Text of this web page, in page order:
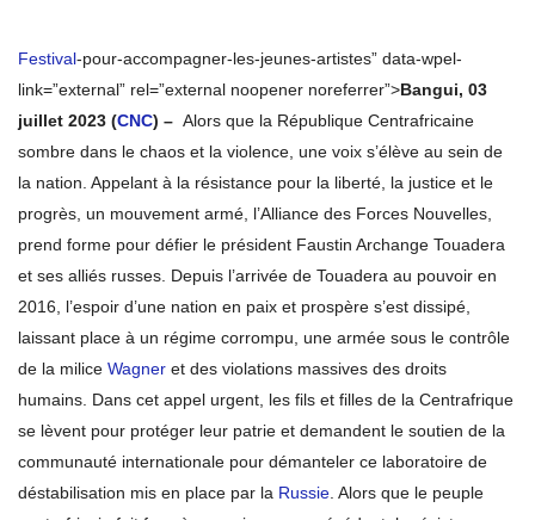
Festival-pour-accompagner-les-jeunes-artistes” data-wpel-
link=”external” rel=”external noopener noreferrer”>Bangui, 03
juillet 2023 (CNC) – Alors que la République Centrafricaine
sombre dans le chaos et la violence, une voix s’élève au sein de
la nation. Appelant à la résistance pour la liberté, la justice et le
progrès, un mouvement armé, l’Alliance des Forces Nouvelles,
prend forme pour défier le président Faustin Archange Touadera
et ses alliés russes. Depuis l’arrivée de Touadera au pouvoir en
2016, l’espoir d’une nation en paix et prospère s’est dissipé,
laissant place à un régime corrompu, une armée sous le contrôle
de la milice Wagner et des violations massives des droits
humains. Dans cet appel urgent, les fils et filles de la Centrafrique
se lèvent pour protéger leur patrie et demandent le soutien de la
communauté internationale pour démanteler ce laboratoire de
déstabilisation mis en place par la Russie. Alors que le peuple